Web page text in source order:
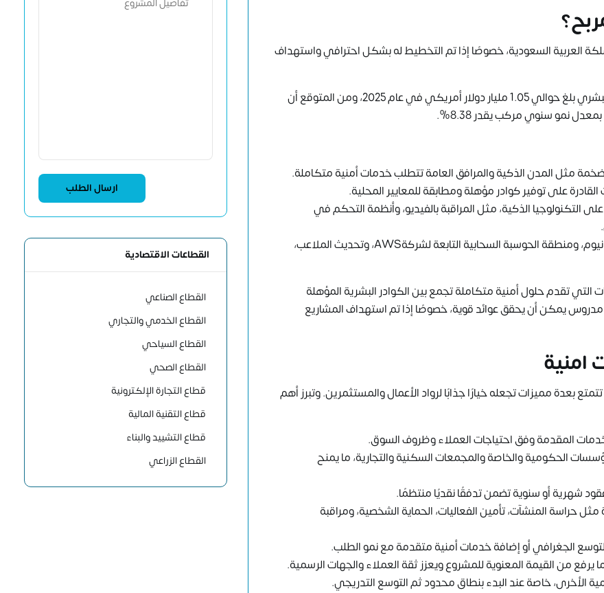
العربية السعودية، خصوصًا إذا تم التخطيط له بشكل احترافي واستهداف
وقد اشارة الاحصائيات المحلية الأخيرة إلى أن حجم سوق الأمن البشري بلغ حوالي 1.05 مليار دولار أمريكي في عام 2025، ومن المتوقع أن
مثل المدن الذكية والمرافق العامة تتطلب خدمات أمنية متكاملة.
على توفير كوادر مؤهلة ومطابقة للمعايير المحلية.
التكنولوجيا الذكية، مثل المراقبة بالفيديو، وأنظمة التحكم في
: مثل مركز بيانات DataVolt في نيوم، ومنطقة الحوسبة السحابية التابعة لشركةAWS، وتحديث الملاعب،
تقدم حلول أمنية متكاملة تجمع بين الكوادر البشرية المؤهلة
مدروس يمكن أن يحقق عوائد قوية، خصوصًا إذا تم استهداف المشاريع
امنية
بعدة مميزات تجعله خيارًا جذابًا لرواد الأعمال والمستثمرين. وتبرز أهم
المقدمة وفق احتياجات العملاء وظروف السوق.
الحكومية والخاصة والمجمعات السكنية والتجارية، ما يمنح
عقود شهرية أو سنوية تضمن تدفقًا نقديًا منتظمًا.
حراسة المنشآت، تأمين الفعاليات، الحماية الشخصية، ومراقبة
التوسع الجغرافي أو إضافة خدمات أمنية متقدمة مع نمو الطلب.
من القيمة المعنوية للمشروع ويعزز ثقة العملاء والجهات الرسمية.
الأخرى، خاصة عند البدء بنطاق محدود ثم التوسع التدريجي.
القطاعات الاقتصادية
القطاع الصناعي
القطاع الخدمي والتجاري
القطاع السياحي
القطاع الصحي
قطاع التجارة الإلكترونية
قطاع التقنية المالية
قطاع التشييد والبناء
القطاع الزراعي